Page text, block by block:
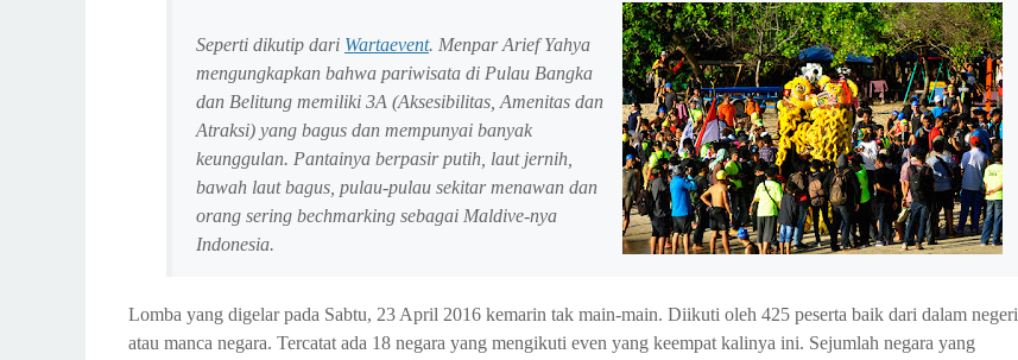
Seperti dikutip dari Wartaevent. Menpar Arief Yahya
mengungkapkan bahwa pariwisata di Pulau Bangka
dan Belitung memiliki 3A (Aksesibilitas, Amenitas dan
Atraksi) yang bagus dan mempunyai banyak
keunggulan. Pantainya berpasir putih, laut jernih,
bawah laut bagus, pulau-pulau sekitar menawan dan
orang sering bechmarking sebagai Maldive-nya
Indonesia.
Lomba yang digelar pada Sabtu, 23 April 2016 kemarin tak main-main. Diikuti oleh 425 peserta baik dari dalam negeri
atau manca negara. Tercatat ada 18 negara yang mengikuti even yang keempat kalinya ini. Sejumlah negara yang